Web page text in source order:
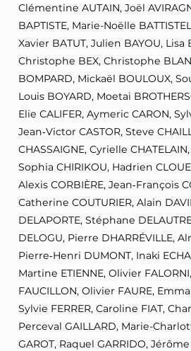
Clémentine AUTAIN, Joël
BAPTISTE, Marie-Noëlle
Xavier BATUT, Julien BAYOU, Lisa
Christophe BEX, Christophe
BOMPARD, Mickaël BOULOUX,
Louis BOYARD, Moetai
Elie CALIFER, Aymeric CARON,
Jean‑Victor CASTOR, Steve
CHASSAIGNE, Cyrielle
Sophia CHIRIKOU, Hadrien
Alexis CORBIÈRE, Jean‑François
Catherine COUTURIER, Alain
DELAPORTE, Stéphane
DELOGU, Pierre DHARRÉVILLE,
Pierre‑Henri DUMONT, Inaki
Martine ETIENNE, Olivier
FAUCILLON, Olivier FAURE,
Sylvie FERRER, Caroline FIAT,
Perceval GAILLARD, Marie-
GAROT, Raquel GARRIDO,